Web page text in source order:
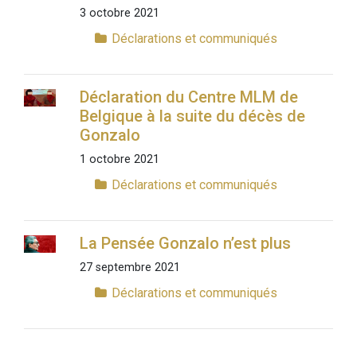
3 octobre 2021
Déclarations et communiqués
Déclaration du Centre MLM de
Belgique à la suite du décès de
Gonzalo
1 octobre 2021
Déclarations et communiqués
La Pensée Gonzalo n’est plus
27 septembre 2021
Déclarations et communiqués